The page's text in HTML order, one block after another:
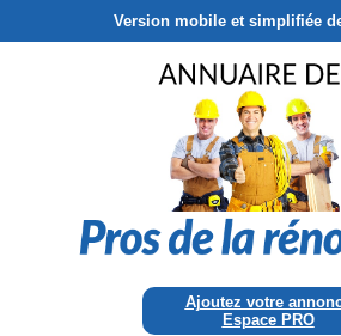
Version mobile et simplifiée
Ajoutez votre
Espace PRO